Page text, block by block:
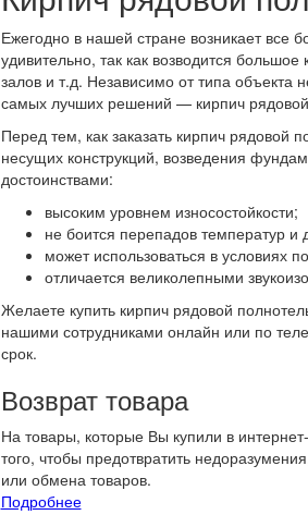
Ежегодно в нашей стране возникает все
удивительно, так как возводится
залов и т.д. Независимо от типа объекта
самых лучших решений — кирпич
Перед тем, как заказать кирпич рядовой
несущих конструкций, возведения
достоинствами:
высоким уровнем износостойкости;
не боится перепадов температур и
может использоваться в условиях
отличается великолепными
Желаете купить кирпич рядовой
нашими сотрудниками онлайн или по
срок.
Возврат товара
На товары, которые Вы купили в
того, чтобы предотвратить
или обмена товаров.
Подробнее